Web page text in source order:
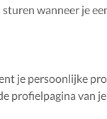
wanneer je
je persoonlijke
profielpagina van